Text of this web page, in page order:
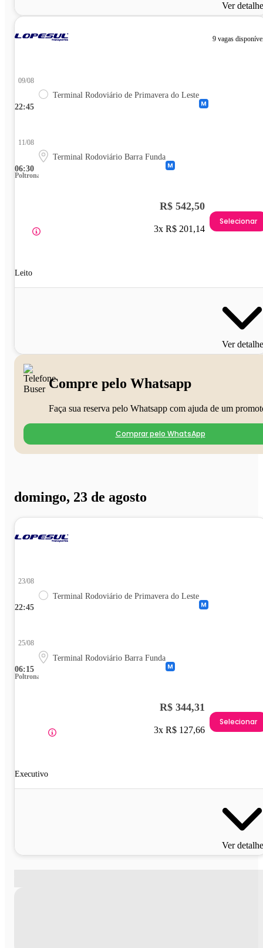
Ver
9 vagas
22:45
09/08
Terminal Rodoviário de Primavera do Leste
06:30
11/08
Terminal Rodoviário Barra Funda
Poltrona
Leito
R$ 542,50
3x R$ 201,14
Selecionar
Ver
Compre pelo Whatsapp
Faça sua reserva pelo Whatsapp com ajuda de um
Comprar pelo WhatsApp
domingo, 23 de agosto
22:45
23/08
Terminal Rodoviário de Primavera do Leste
06:15
25/08
Terminal Rodoviário Barra Funda
Poltrona
Executivo
R$ 344,31
3x R$ 127,66
Selecionar
Ver